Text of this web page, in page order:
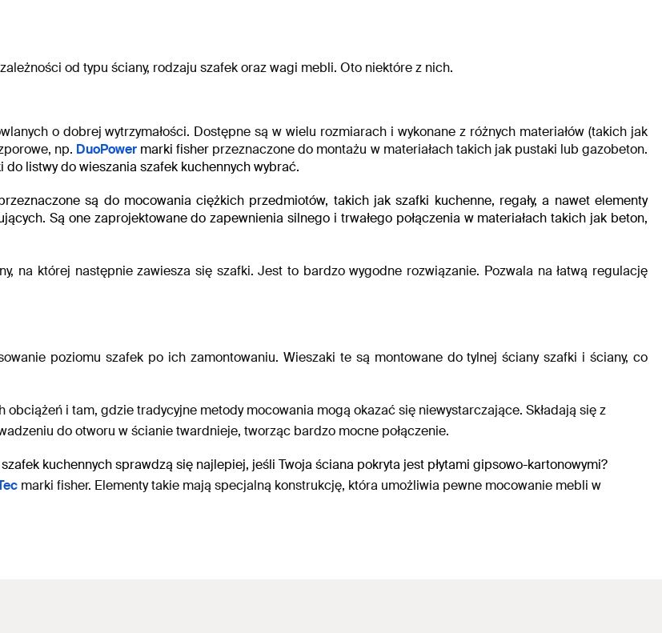
od typu ściany, rodzaju szafek oraz wagi mebli. Oto niektóre z nich.
o dobrej wytrzymałości. Dostępne są w wielu rozmiarach i wykonane z różnych materiałów (takich jak
np. DuoPower marki fisher przeznaczone do montażu w materiałach takich jak pustaki lub gazobeton.
do listwy do wieszania szafek kuchennychwybrać.
są do mocowania ciężkich przedmiotów, takich jak szafki kuchenne, regały, a nawet elementy
Są one zaprojektowane do zapewnienia silnego i trwałego połączenia w materiałach takich jak beton,
na której następnie zawiesza się szafki. Jest to bardzo wygodne rozwiązanie. Pozwala na łatwą regulację
poziomu szafek po ich zamontowaniu. Wieszaki te są montowane do tylnej ściany szafki i ściany, co
i tam, gdzie tradycyjne metody mocowania mogą okazać się niewystarczające. Składają się z
do otworu w ścianie twardnieje, tworząc bardzo mocne połączenie.
kuchennychsprawdzą się najlepiej, jeśli Twoja ściana pokryta jest płytami gipsowo-kartonowymi?
marki fisher. Elementy takie mają specjalną konstrukcję, która umożliwia pewne mocowanie mebli w